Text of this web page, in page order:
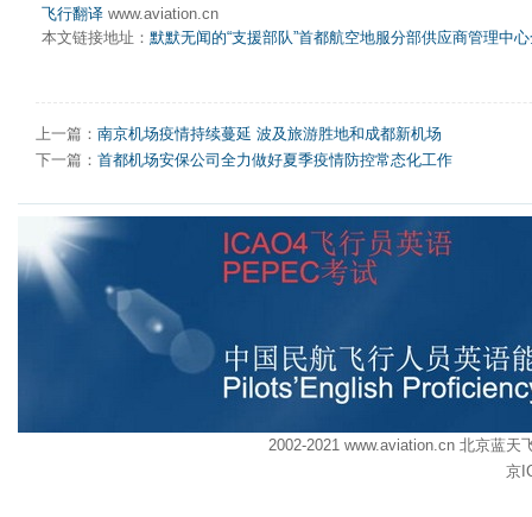
飞行翻译 www.aviation.cn
本文链接地址： 默默无闻的“支援部队”首都航空地服分部供应商管理中
上一篇： 南京机场疫情持续蔓延 波及旅游胜地和成都新机场
下一篇： 首都机场安保公司全力做好夏季疫情防控常态化工作
2002-2021 www.aviation.cn 北京蓝天
京